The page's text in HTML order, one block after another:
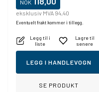
NOK
eksklusiv MVA 94,40
Eventuelt frakt kommer i tillegg.
Legg til i
liste
Lagre til
senere
LEGG I HANDLEVOGN
SE PRODUKT